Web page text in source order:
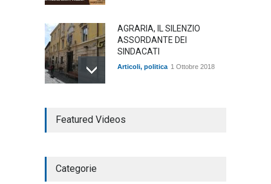
AGRARIA, IL SILENZIO
ASSORDANTE DEI
SINDACATI
Articoli, politica 1 Ottobre 2018
COMMEDIA"
Featured Videos
Categorie